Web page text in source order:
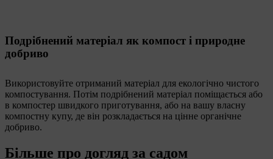
Подрібнений матеріал як компост і природне
добриво
Використовуйте отриманий матеріал для екологічно чистого
компостування. Потім подрібнений матеріал поміщається або
в компостер швидкого приготування, або на вашу власну
компостну купу, де він розкладається на цінне органічне
добриво.
Більше про догляд за садом